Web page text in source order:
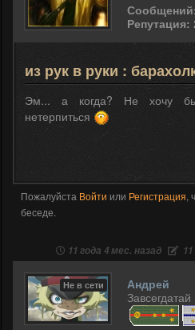
Репутация:
из рук в руки :
Эм... а когда? Не хочу
нетерпиться
Пожалуйста Войти или Регистрация,
беседе.
11 года 4 мес. назад
Не в сети
Андрей
Завсегдатай